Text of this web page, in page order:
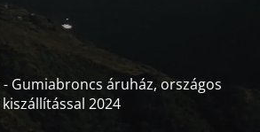
Gumiabroncs áruház, országos
kiszállítással 2024